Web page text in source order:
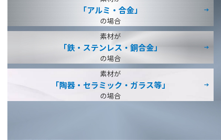
「アルミ・合金」
の場合
素材が
「鉄・ステンレス・ 銅合金」
の場合
素材が
「陶器・セラミック・ ガラス等」
の場合